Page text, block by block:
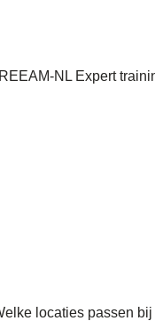
NL Expert
locaties passen